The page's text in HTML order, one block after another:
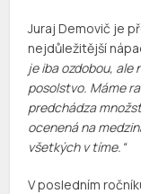
Juraj Demovič je
nejdůležitější
je iba ozdobou,
posolstvo. Máme
predchádza
ocenená na
všetkých v tíme.“
V posledním